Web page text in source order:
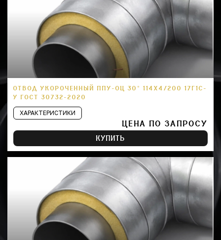
ОТВОД УКОРОЧЕННЫЙ ППУ-ОЦ 30° 114Х4/200 17Г1С-
У ГОСТ 30732-2020
ХАРАКТЕРИСТИКИ
ЦЕНА ПО ЗАПРОСУ
КУПИТЬ